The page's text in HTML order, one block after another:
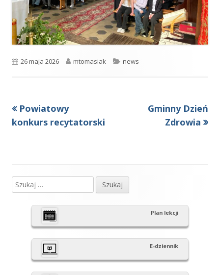
Opublikowano
26 maja 2026 Autor
mtomasiak Kategorie
news
Nawigacja
Poprzedni
artykół
Powiatowy
konkurs recytatorski
Następny
artykół:
Gminny Dzień
Zdrowia
Główny
panel
boczny
Szukaj:
Plan lekcji
E-dziennik